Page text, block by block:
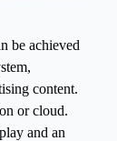
be achieved
content.
or cloud.
and an